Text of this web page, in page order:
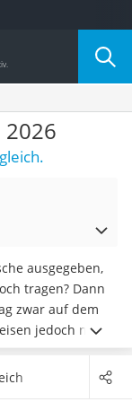
2026
ausgegeben,
tragen? Dann
zwar auf dem
jedoch nur
schafft Abhilfe. In
Platz.